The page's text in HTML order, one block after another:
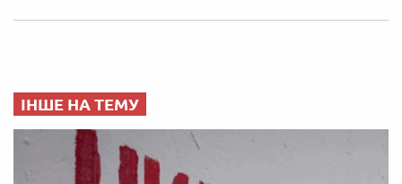
ІНШЕ НА ТЕМУ